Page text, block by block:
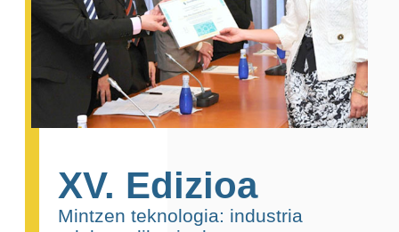
XV. Edizioa
Mintzen teknologia: industria